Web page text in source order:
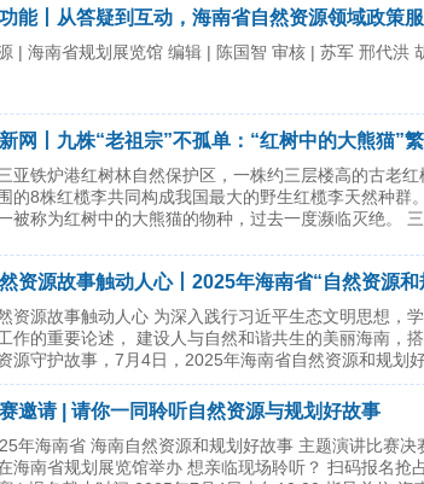
能丨从答疑到互动，海南省自然资源领域政策
| 海南省规划展览馆 编辑 | 陈国智 审核 | 苏军 邢代洪
网丨九株“老祖宗”不孤单：“红树中的大熊猫”
亚铁炉港红树林自然保护区，一株约三层楼高的古老
的8株红榄李共同构成我国最大的野生红榄李天然种群
被称为红树中的大熊猫的物种，过去一度濒临灭绝。
资源故事触动人心丨2025年海南省“自然资源
赛落幕
资源故事触动人心 为深入践行习近平生态文明思想，
作的重要论述， 建设人与自然和谐共生的美丽海南，
源守护故事，7月4日，2025年海南省自然资源和规划
邀请 | 请你一同聆听自然资源与规划好故事
年海南省 海南自然资源和规划好故事 主题演讲比赛
海南省规划展览馆举办 想亲临现场聆听？ 扫码报名抢